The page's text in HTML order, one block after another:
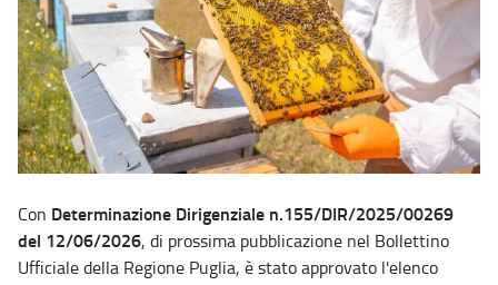
Con Determinazione Dirigenziale n.155/DIR/2025/00269
del 12/06/2026, di prossima pubblicazione nel Bollettino
Ufficiale della Regione Puglia, è stato approvato l'elenco